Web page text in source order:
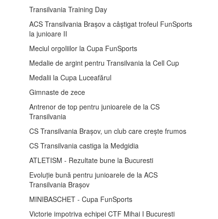
Transilvania Training Day
ACS Transilvania Brașov a câștigat trofeul FunSports
la junioare II
Meciul orgoliilor la Cupa FunSports
Medalie de argint pentru Transilvania la Cell Cup
Medalii la Cupa Luceafărul
Gimnaste de zece
Antrenor de top pentru junioarele de la CS
Transilvania
CS Transilvania Brașov, un club care crește frumos
CS Transilvania castiga la Medgidia
ATLETISM - Rezultate bune la Bucuresti
Evoluție bună pentru junioarele de la ACS
Transilvania Brașov
MINIBASCHET - Cupa FunSports
Victorie impotriva echipei CTF Mihai I Bucuresti